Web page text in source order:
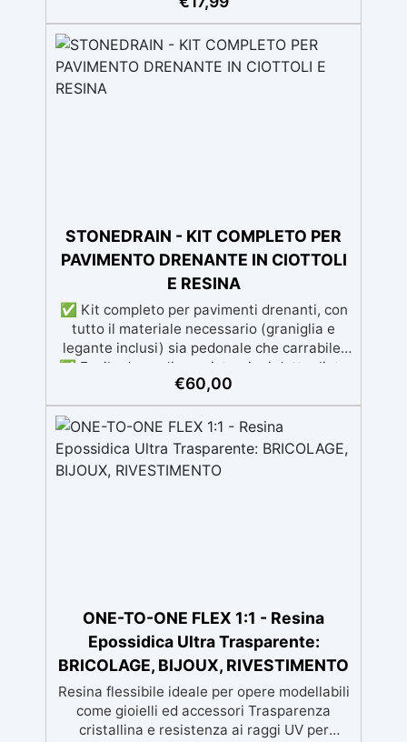
materiali. Certificata post-catalisi atossica e
sicura per il contatto con la pelle, Bpa Free e
senza Solventi (Voc Free) Superficie lucida,
autolivellante e con filtri UV anti-
STONEDRAIN - KIT COMPLETO PER
PAVIMENTO DRENANTE IN CIOTTOLI
E RESINA
✅ Kit completo per pavimenti drenanti, con
tutto il materiale necessario (graniglia e
legante inclusi) sia pedonale che carrabile.
✅ Facile da applicare: istruzioni dettagliate
per risultati impeccabili, senza bisogno di
esperienza, con assistenza video/telefonica
gratuita ✅ Economico e Veloce: rinnova le
superfici con una spesa minima, evitando
costosi lavori di ripristino, in appena 24h ✅
Versatile e personalizzabile: adatto a
€60,00
ONE-TO-ONE FLEX 1:1 - Resina
Epossidica Ultra Trasparente:
BRICOLAGE, BIJOUX, RIVESTIMENTO
Resina flessibile ideale per opere modellabili
come gioielli ed accessori Trasparenza
cristallina e resistenza ai raggi UV per